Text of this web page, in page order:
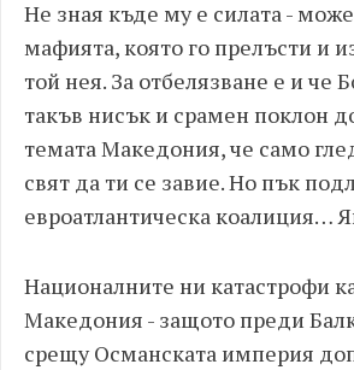
Не зная къде му е силата -
мафията, която го прелъсти и
той нея. За отбелязване е и че
такъв нисък и срамен поклон
темата Македония, че само
свят да ти се завие. Но пък
евроатлантическа коалиция…
Националните ни катастрофи
Македония - защото преди
срещу Османската империя